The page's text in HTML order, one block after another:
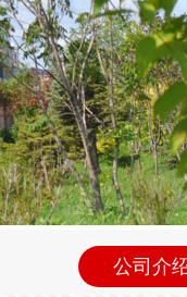
公司介